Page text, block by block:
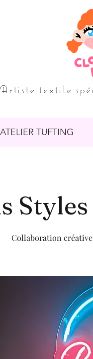
Artiste textile
ATELIER TUFTING
Collaboration créative